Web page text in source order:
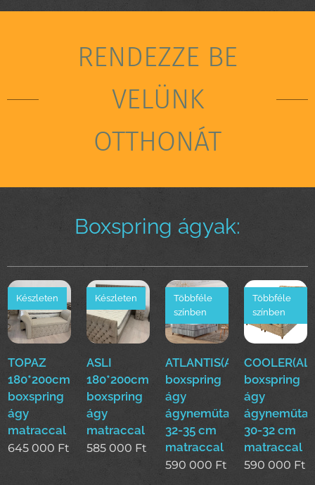
RENDEZZE BE
VELÜNK
OTTHONÁT
Boxspring ágyak:
TOPAZ
180*200cm
boxspring
ágy
matraccal
Készleten
645 000 Ft
ASLI
180*200cm
boxspring
ágy
matraccal
Készleten
585 000 Ft
ATLANTIS(ALS)160*200cm
boxspring
ágy
ágyneműtartóval
32-35 cm
matraccal
Többféle
színben
590 000 Ft
boxspring
ágy
30-32 cm
matraccal
Többféle
színben
590 000 Ft